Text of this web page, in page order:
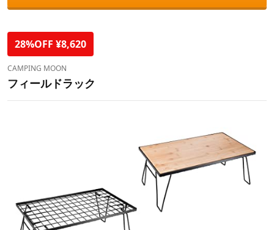
28%OFF ¥8,620
CAMPING MOON
フィールドラック